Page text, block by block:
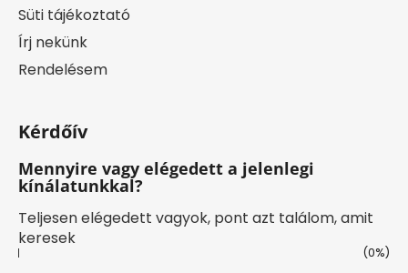
Süti tájékoztató
Írj nekünk
Rendelésem
Kérdőív
Mennyire vagy elégedett a jelenlegi
kínálatunkkal?
Teljesen elégedett vagyok, pont azt találom, amit
keresek
(0%)